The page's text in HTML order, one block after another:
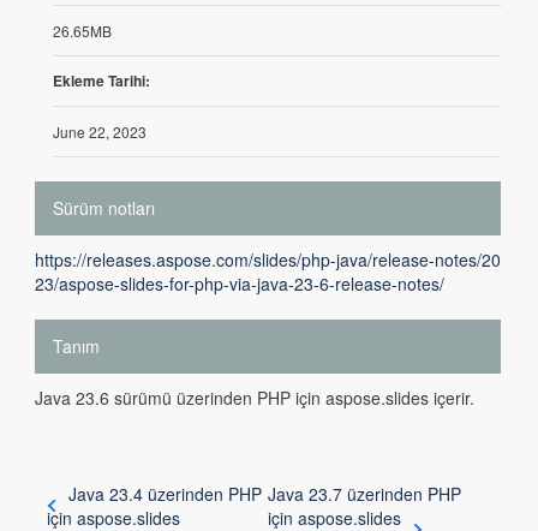
26.65MB
Ekleme Tarihi:
June 22, 2023
Sürüm notları
https://releases.aspose.com/slides/php-java/release-notes/20
23/aspose-slides-for-php-via-java-23-6-release-notes/
Tanım
Java 23.6 sürümü üzerinden PHP için aspose.slides içerir.
Java 23.4 üzerinden PHP
için aspose.slides
Java 23.7 üzerinden PHP
için aspose.slides